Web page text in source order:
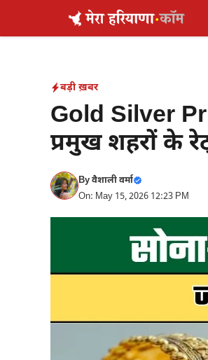
बड़ी ख़बर
Gold Silver
प्रमुख शहरों के
Byवैशाली वर्मा
On: May 15, 2026 12:23 PM